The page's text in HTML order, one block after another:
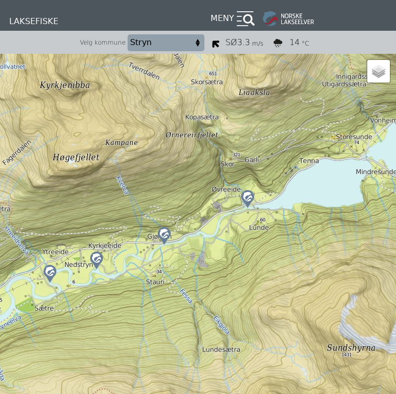
LAKSEFISKE MENY
Velg kommune SØ3.3 m/s 14 °C